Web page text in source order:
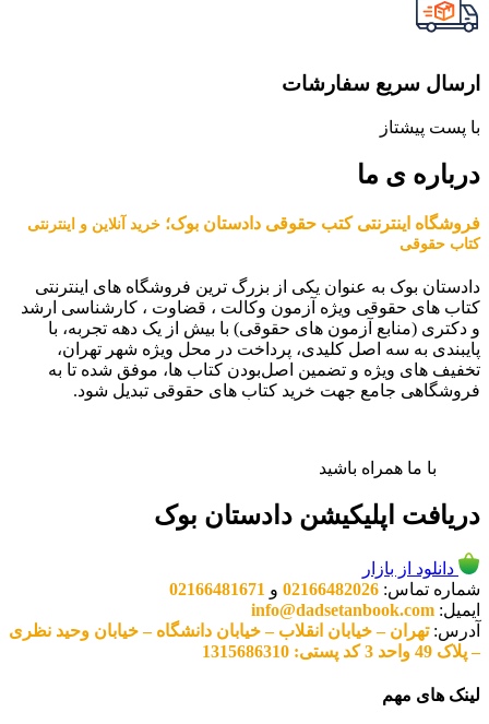
ارسال سریع سفارشات
با پست پیشتاز
درباره ی ما
فروشگاه اینترنتی کتب حقوقی دادستان بوک؛ خرید آنلاین و اینترنتی
کتاب حقوقی
دادستان بوک به عنوان یکی از بزرگ ترین فروشگاه های اینترنتی
کتاب های حقوقی ویژه آزمون وکالت ، قضاوت ، کارشناسی ارشد
و دکتری (منابع آزمون های حقوقی) با بیش از یک دهه تجربه، با
پایبندی به سه اصل کلیدی، پرداخت در محل ویژه شهر تهران،
تخفیف های ویژه و تضمین اصل‌بودن کتاب ها، موفق شده تا به
فروشگاهی جامع جهت خرید کتاب های حقوقی تبدیل شود.
با ما همراه باشید
دریافت اپلیکیشن دادستان بوک
دانلود از بازار
شماره تماس: 02166482026 و 02166481671
ایمیل: info@dadsetanbook.com
آدرس:تهران – خیابان انقلاب – خیابان دانشگاه – خیابان وحید نظری
– پلاک 49 واحد 3 کد پستی: 1315686310
لینک های مهم